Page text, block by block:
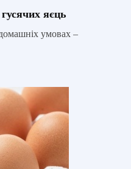
яєць
умовах –